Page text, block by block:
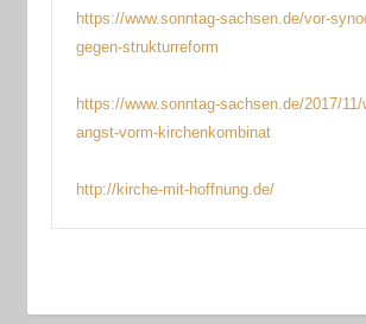
https://www.sonntag-sachsen.de/vor-
gegen-strukturreform
https://www.sonntag-sachsen.de/2017/11/
angst-vorm-kirchenkombinat
http://kirche-mit-hoffnung.de/